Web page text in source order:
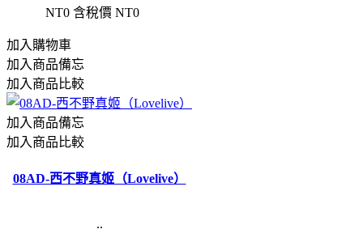
NT0 含稅價 NT0
加入購物車
加入商品備忘
加入商品比較
加入商品備忘
加入商品比較
08AD-西不野真姬（Lovelive）
..